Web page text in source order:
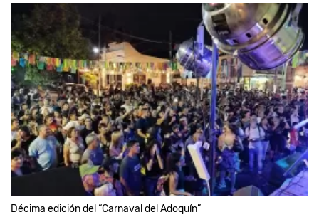
Décima edición del “Carnaval del Adoquín”